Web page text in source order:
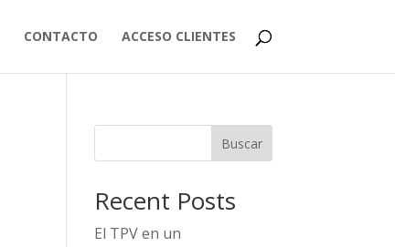
CONTACTO ACCESO CLIENTES
Buscar
Recent Posts
El TPV en un